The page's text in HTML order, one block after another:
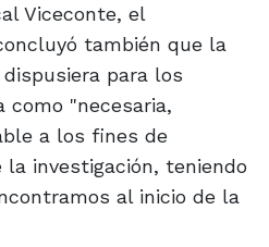
Viceconte, el
también que la
para los
como "necesaria,
a los fines de
investigación, teniendo
al inicio de la